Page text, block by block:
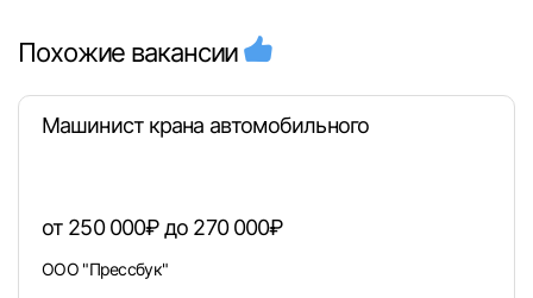
Похожие вакансии
Машинист крана автомобильного
от 250 000₽ до 270 000₽
ООО "Прессбук"